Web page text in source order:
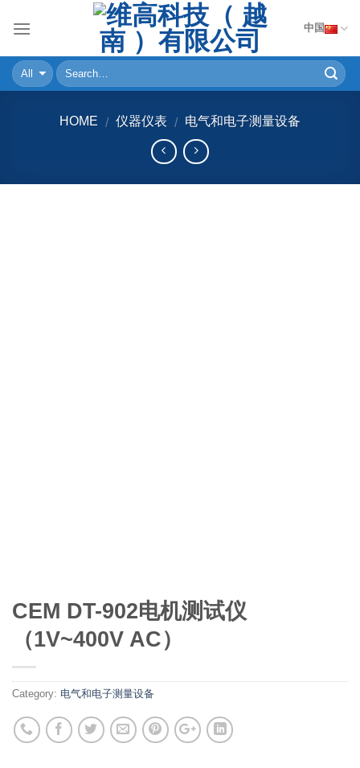
中国
HOME / 仪器仪表 / 电气和电子测量设备
CEM DT-902电机测试仪
（1V~400V AC）
Category: 电气和电子测量设备